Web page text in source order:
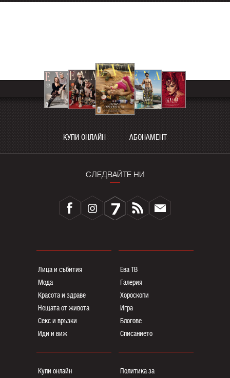
КУПИ ОНЛАЙН АБОНАМЕНТ
СЛЕДВАЙТЕ НИ
Лица и събития
Мода
Красота и здраве
Нещата от живота
Секс и връзки
Иди и виж
Ева ТВ
Галерия
Хороскопи
Игра
Блогoве
Списанието
Купи онлайн Политика за